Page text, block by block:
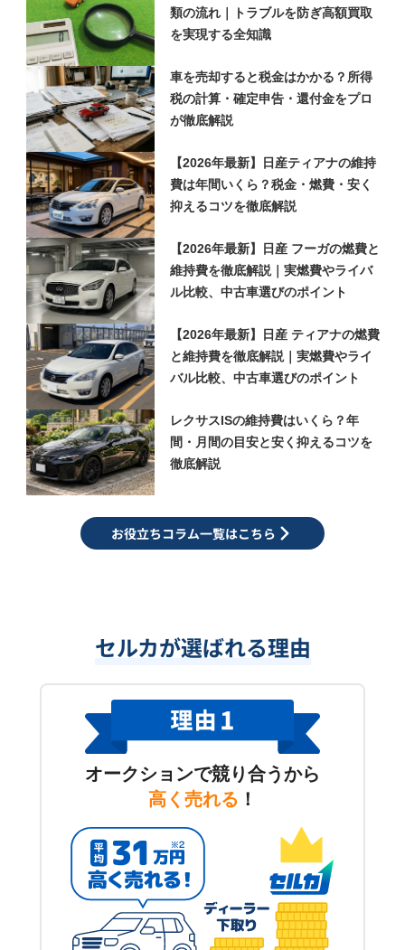
類の流れ｜トラブルを防ぎ高額買取
を実現する全知識
車を売却すると税金はかかる？所得
税の計算・確定申告・還付金をプロ
が徹底解説
【2026年最新】日産ティアナの維持
費は年間いくら？税金・燃費・安く
抑えるコツを徹底解説
【2026年最新】日産 フーガの燃費と
維持費を徹底解説｜実燃費やライバ
ル比較、中古車選びのポイント
【2026年最新】日産 ティアナの燃費
と維持費を徹底解説｜実燃費やライ
バル比較、中古車選びのポイント
レクサスISの維持費はいくら？年
間・月間の目安と安く抑えるコツを
徹底解説
お役立ちコラム一覧はこちら
セルカが選ばれる理由
オークションで競り合うから
高く売れる ！